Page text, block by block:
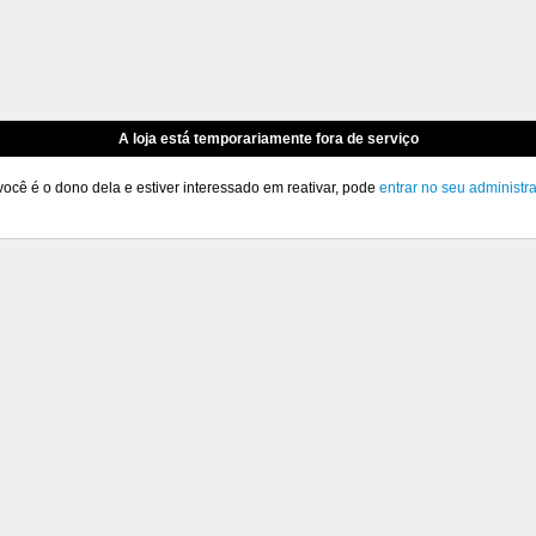
A loja está temporariamente fora de serviço
é o dono dela e estiver interessado em reativar, pode entrar no seu